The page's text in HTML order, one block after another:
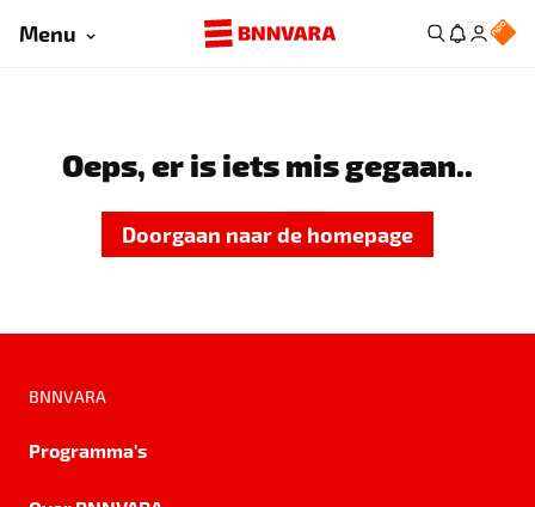
Menu
Oeps, er is iets mis gegaan..
Doorgaan naar de homepage
BNNVARA
Programma's